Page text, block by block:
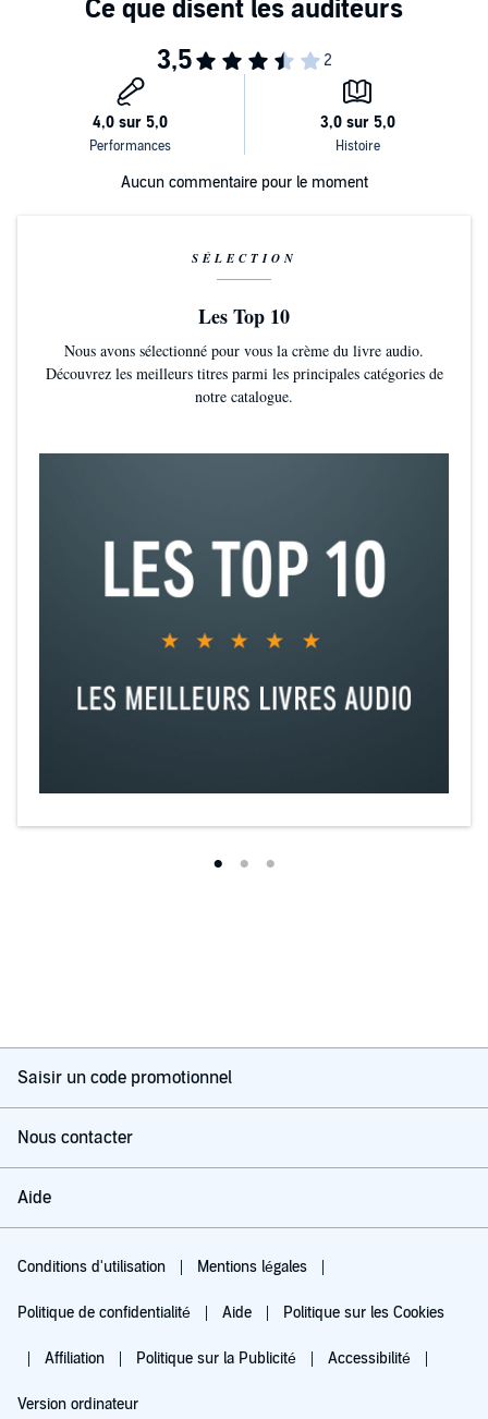
Aucun commentaire pour le moment
SÉLECTION
Les Top 10
Nous avons sélectionné pour vous la crème du livre audio.
Découvrez les meilleurs titres parmi les principales catégories de
notre catalogue.
Saisir un code promotionnel
Nous contacter
Aide
Conditions d'utilisation Mentions légales
Politique de confidentialité Aide Politique sur les Cookies
Affiliation Politique sur la Publicité Accessibilité
Version ordinateur